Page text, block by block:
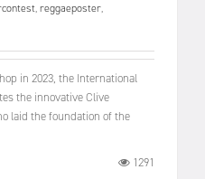
,reggaeposter,
in 2023, the International
the innovative Clive
laid the foundation of the
1291